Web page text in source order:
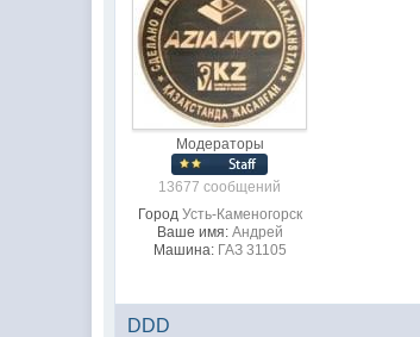
Модераторы
13677 сообщений
Город Усть-Каменогорск
Ваше имя: Андрей
Машина: ГАЗ 31105
DDD